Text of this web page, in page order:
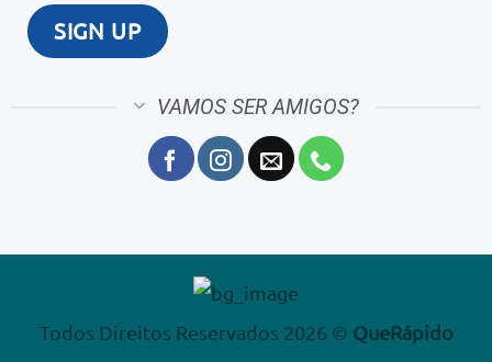
VAMOS SER AMIGOS?
Todos Direitos Reservados 2026 © QueRápido